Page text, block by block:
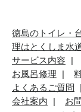
徳島のトイレ・
理はとくしま水
サービス内容
お風呂修理
よくあるご質問
会社案内
お